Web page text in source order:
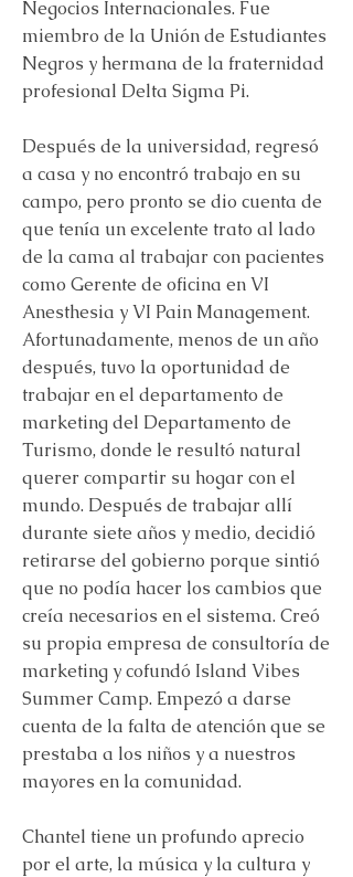
Negocios Internacionales. Fue
miembro de la Unión de Estudiantes
Negros y hermana de la fraternidad
profesional Delta Sigma Pi.
Después de la universidad, regresó
a casa y no encontró trabajo en su
campo, pero pronto se dio cuenta de
que tenía un excelente trato al lado
de la cama al trabajar con pacientes
como Gerente de oficina en VI
Anesthesia y VI Pain Management.
Afortunadamente, menos de un año
después, tuvo la oportunidad de
trabajar en el departamento de
marketing del Departamento de
Turismo, donde le resultó natural
querer compartir su hogar con el
mundo. Después de trabajar allí
durante siete años y medio, decidió
retirarse del gobierno porque sintió
que no podía hacer los cambios que
creía necesarios en el sistema. Creó
su propia empresa de consultoría de
marketing y cofundó Island Vibes
Summer Camp. Empezó a darse
cuenta de la falta de atención que se
prestaba a los niños y a nuestros
mayores en la comunidad.
Chantel tiene un profundo aprecio
por el arte, la música y la cultura y